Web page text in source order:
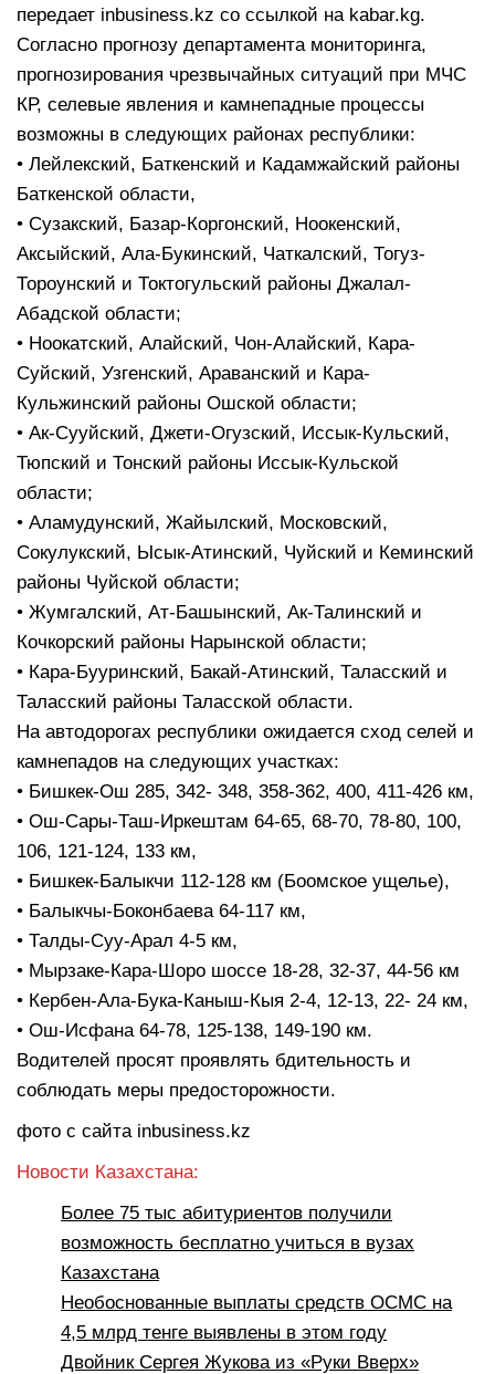
передает inbusiness.kz со ссылкой на kabar.kg.
Согласно прогнозу департамента мониторинга,
прогнозирования чрезвычайных ситуаций при МЧС
КР, селевые явления и камнепадные процессы
возможны в следующих районах республики:
• Лейлекский, Баткенский и Кадамжайский районы
Баткенской области,
• Сузакский, Базар-Коргонский, Ноокенский,
Аксыйский, Ала-Букинский, Чаткалский, Тогуз-
Тороунский и Токтогульский районы Джалал-
Абадской области;
• Ноокатский, Алайский, Чон-Алайский, Кара-
Суйский, Узгенский, Араванский и Кара-
Кульжинский районы Ошской области;
• Ак-Сууйский, Джети-Огузский, Иссык-Кульский,
Тюпский и Тонский районы Иссык-Кульской
области;
• Аламудунский, Жайылский, Московский,
Сокулукский, Ысык-Атинский, Чуйский и Кеминский
районы Чуйской области;
• Жумгалский, Ат-Башынский, Ак-Талинский и
Кочкорский районы Нарынской области;
• Кара-Бууринский, Бакай-Атинский, Таласский и
Таласский районы Таласской области.
На автодорогах республики ожидается сход селей и
камнепадов на следующих участках:
• Бишкек-Ош 285, 342- 348, 358-362, 400, 411-426 км,
• Ош-Сары-Таш-Иркештам 64-65, 68-70, 78-80, 100,
106, 121-124, 133 км,
• Бишкек-Балыкчи 112-128 км (Боомское ущелье),
• Балыкчы-Боконбаева 64-117 км,
• Талды-Суу-Арал 4-5 км,
• Мырзаке-Кара-Шоро шоссе 18-28, 32-37, 44-56 км
• Кербен-Ала-Бука-Каныш-Кыя 2-4, 12-13, 22- 24 км,
• Ош-Исфана 64-78, 125-138, 149-190 км.
Водителей просят проявлять бдительность и
соблюдать меры предосторожности.
фото с сайта inbusiness.kz
Новости Казахстана:
Более 75 тыс абитуриентов получили
возможность бесплатно учиться в вузах
Казахстана
Необоснованные выплаты средств ОСМС на
4,5 млрд тенге выявлены в этом году
Двойник Сергея Жукова из «Руки Вверх»